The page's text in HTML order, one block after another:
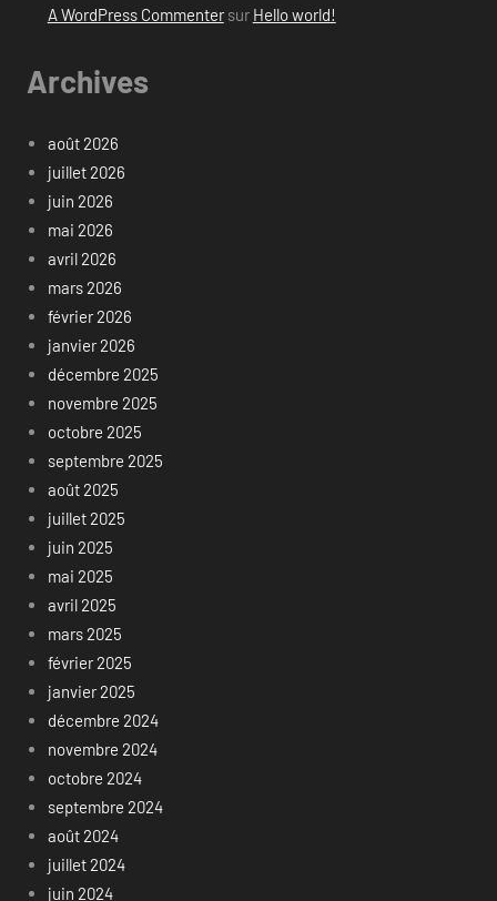
A WordPress Commentersur Hello world!
Archives
août 2026
juillet 2026
juin 2026
mai 2026
avril 2026
mars 2026
février 2026
janvier 2026
décembre 2025
novembre 2025
octobre 2025
septembre 2025
août 2025
juillet 2025
juin 2025
mai 2025
avril 2025
mars 2025
février 2025
janvier 2025
décembre 2024
novembre 2024
octobre 2024
septembre 2024
août 2024
juillet 2024
juin 2024